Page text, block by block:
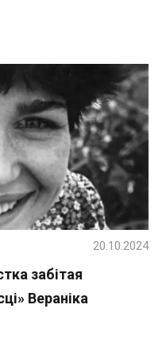
забітая
Вераніка
20.10.2024